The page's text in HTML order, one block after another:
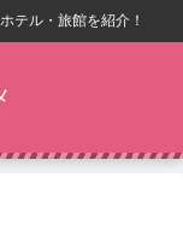
テル・旅館を紹介！